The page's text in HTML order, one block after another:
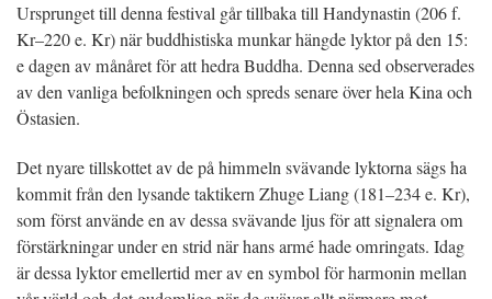
Ursprunget till denna festival går tillbaka till Handynastin (206 f.
Kr–220 e. Kr) när buddhistiska munkar hängde lyktor på den 15:
e dagen av månåret för att hedra Buddha. Denna sed observerades
av den vanliga befolkningen och spreds senare över hela Kina och
Östasien.
Det nyare tillskottet av de på himmeln svävande lyktorna sägs ha
kommit från den lysande taktikern Zhuge Liang (181–234 e. Kr),
som först använde en av dessa svävande ljus för att signalera om
förstärkningar under en strid när hans armé hade omringats. Idag
är dessa lyktor emellertid mer av en symbol för harmonin mellan